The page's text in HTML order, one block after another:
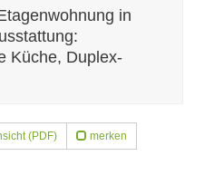
in
Küche, Duplex-
(PDF) merken